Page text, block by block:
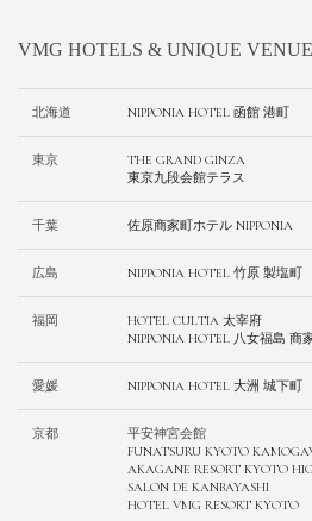
VMG HOTELS & UNIQUE
北海道 NIPPONIA HOTEL 函館 港町
東京
THE GRAND GINZA
東京九段会館テラス
千葉 佐原商家町ホテル NIPPONIA
広島 NIPPONIA HOTEL 竹原 製塩町
福岡
HOTEL CULTIA 太宰府
NIPPONIA HOTEL 八女福島 商
愛媛 NIPPONIA HOTEL 大洲 城下町
京都
平安神宮会館
FUNATSURU KYOTO
AKAGANE RESORT KYOTO
SALON DE KANBAYASHI
HOTEL VMG RESORT KYOTO